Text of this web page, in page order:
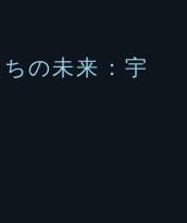
の未来：宇